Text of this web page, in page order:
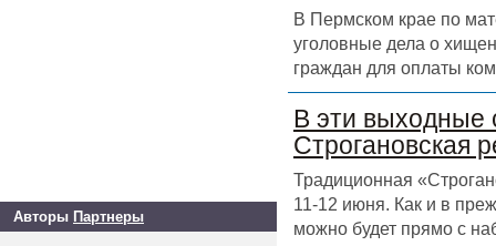
В Пермском крае по
уголовные дела о
граждан для оплаты
В эти выходные
Строгановская
Традиционная
11-12 июня. Как и в
можно будет прямо с
Авторы Партнеры